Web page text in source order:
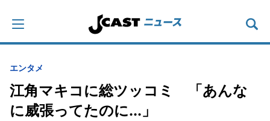
エンタメ
江角マキコに総ツッコミ 「あんな
に威張ってたのに...」